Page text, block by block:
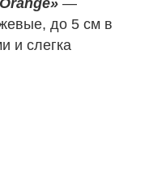
до 5 см в
и слегка